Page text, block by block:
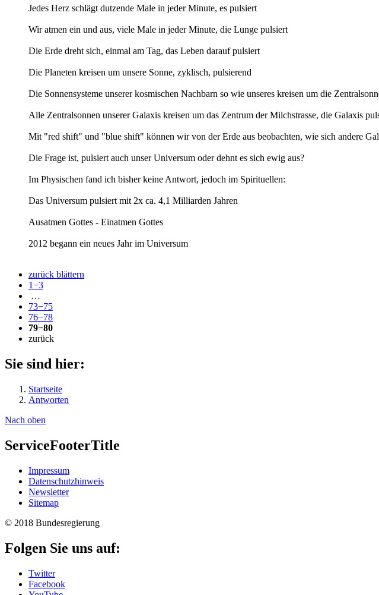
Jedes Herz schlägt dutzende Male in jeder Minute, es pulsiert
Wir atmen ein und aus, viele Male in jeder Minute, die Lunge pulsiert
Die Erde dreht sich, einmal am Tag, das Leben darauf pulsiert
Die Planeten kreisen um unsere Sonne, zyklisch, pulsierend
Die Sonnensysteme unserer kosmischen Nachbarn so wie unseres kreisen um die
Alle Zentralsonnen unserer Galaxis kreisen um das Zentrum der Milchstrasse, die Galaxis
Mit "red shift" und "blue shift" können wir von der Erde aus beobachten, wie sich andere
Die Frage ist, pulsiert auch unser Universum oder dehnt es sich ewig aus?
Im Physischen fand ich bisher keine Antwort, jedoch im Spirituellen:
Das Universum pulsiert mit 2x ca. 4,1 Milliarden Jahren
Ausatmen Gottes - Einatmen Gottes
2012 begann ein neues Jahr im Universum
zurück blättern
1−3
…
73−75
76−78
79−80
zurück
Sie sind hier:
Startseite
Antworten
Nach oben
ServiceFooterTitle
Im­pres­s­um
Da­ten­schutzhinweis
Newslet­ter
Si­te­map
© 2018 Bundesregierung
Folgen Sie uns auf:
Twitter
Facebook